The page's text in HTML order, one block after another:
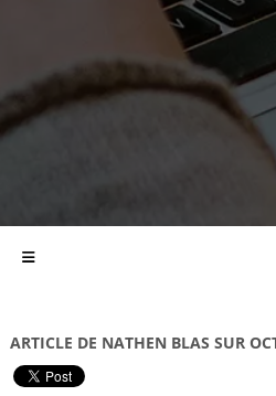
ARTICLE DE NATHEN BLAS SUR